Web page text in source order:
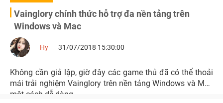
Vainglory chính thức hỗ trợ đa nền tảng trên
Windows và Mac
Hy 31/07/2018 15:30:00
Không cần giả lập, giờ đây các game thủ đã có thể thoải
mái trải nghiệm Vainglory trên nền tảng Windows và Mac
một cách dễ dàng.